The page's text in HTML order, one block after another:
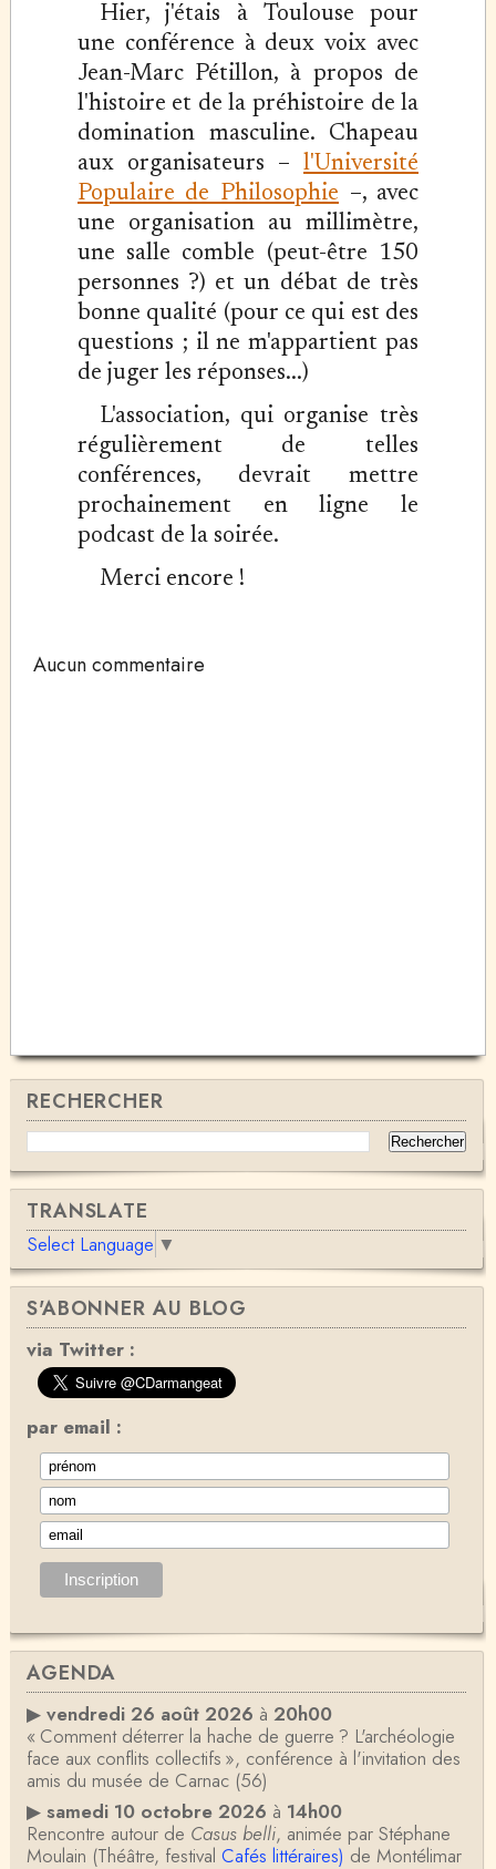
Hier, j'étais à Toulouse pour
une conférence à deux voix avec
Jean-Marc Pétillon, à propos de
l'histoire et de la préhistoire de la
domination masculine. Chapeau
aux organisateurs –l'Université
Populaire de Philosophie –, avec
une organisation au millimètre,
une salle comble (peut-être 150
personnes ?) et un débat de très
bonne qualité (pour ce qui est des
questions ; il ne m'appartient pas
de juger les réponses...)
L'association, qui organise très
régulièrement de telles
conférences, devrait mettre
prochainement en ligne le
podcast de la soirée.
Merci encore !
Aucun commentaire
RECHERCHER
TRANSLATE
Select Language ▼
S'ABONNER AU BLOG
via Twitter :
par email :
AGENDA
▶ vendredi 26 août 2026 à 20h00
« Comment déterrer la hache de guerre ? L'archéologie
face aux conflits collectifs », conférence à l'invitation des
amis du musée de Carnac (56)
▶ samedi 10 octobre 2026 à 14h00
Rencontre autour de Casus belli, animée par Stéphane
Moulain (Théâtre, festival Cafés littéraires) de Montélimar